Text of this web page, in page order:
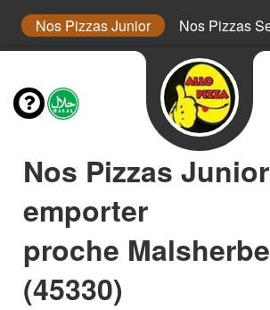
Nos Pizzas Junior Nos Pizzas
Nos Pizzas
emporter
proche
(45330)